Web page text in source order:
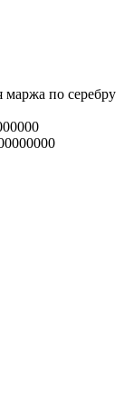
маржа по серебру